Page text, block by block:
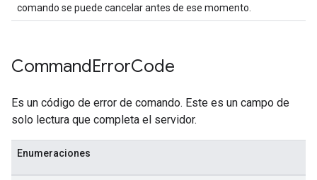
comando se puede cancelar antes de ese momento.
CommandErrorCode
Es un código de error de comando. Este es un campo de
solo lectura que completa el servidor.
Enumeraciones